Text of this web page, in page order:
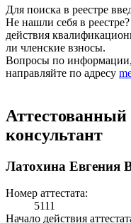
Для поиска в реестре
Не нашли себя в
действия
ли членские взносы.
Вопросы по
направляйте по адресу
консультант
Латохина Евгения
Номер аттестата:
5111
Начало действия